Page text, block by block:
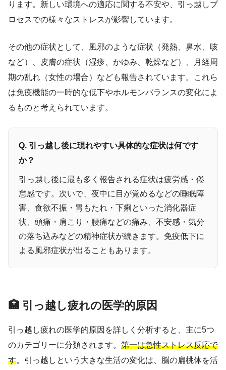
ります。新しい環境への適応に関する不安や、引っ越しプ
ロセスでの様々なストレスが影響しています。
その他の症状として、風邪のような症状（発熱、鼻水、咳
など）、皮膚の症状（湿疹、かゆみ、乾燥など）、月経周
期の乱れ（女性の場合）なども報告されています。これら
は免疫機能の一時的な低下やホルモンバランスの変化によ
るものと考えられています。
Q. 引っ越し後に現れやすい具体的な症状は何です
か？
引っ越し後に最も多く報告される症状は疲労感・倦
怠感です。次いで、夜中に目が覚めるなどの睡眠障
害、食欲不振・胃もたれ・下痢といった消化器症
状、頭痛・肩こり・腰痛などの痛み、不安感・気分
の落ち込みなどの精神症状が続きます。免疫低下に
よる風邪症状が出ることもあります。
🏥 引っ越し疲れの医学的原因
引っ越し疲れの医学的原因を詳しく分析すると、主に5つ
のカテゴリーに分類されます。 第一は急性ストレス反応で
す。引っ越しという大きな生活の変化は、脳の扁桃体を活